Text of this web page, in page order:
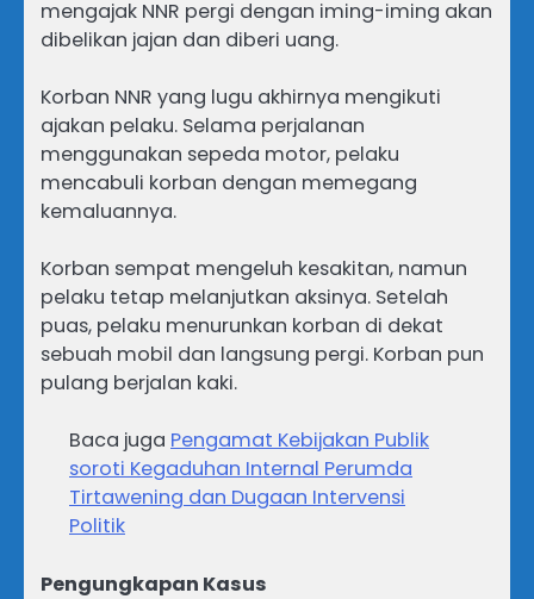
mengajak NNR pergi dengan iming-iming akan
dibelikan jajan dan diberi uang.
Korban NNR yang lugu akhirnya mengikuti
ajakan pelaku. Selama perjalanan
menggunakan sepeda motor, pelaku
mencabuli korban dengan memegang
kemaluannya.
Korban sempat mengeluh kesakitan, namun
pelaku tetap melanjutkan aksinya. Setelah
puas, pelaku menurunkan korban di dekat
sebuah mobil dan langsung pergi. Korban pun
pulang berjalan kaki.
Baca juga Pengamat Kebijakan Publik
soroti Kegaduhan Internal Perumda
Tirtawening dan Dugaan Intervensi
Politik
Pengungkapan Kasus